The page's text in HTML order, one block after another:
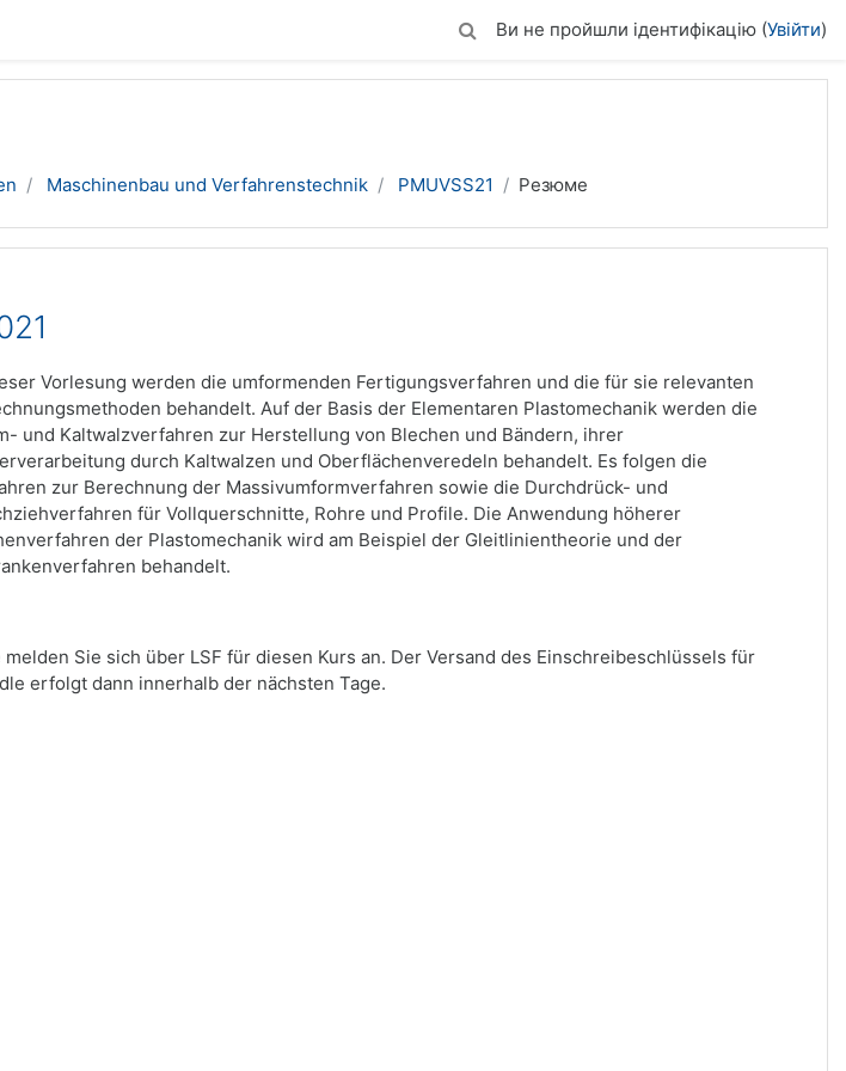
Ви не пройшли ідентифікацію (Увійти)
Maschinenbau und Verfahrenstechnik PMUVSS21 Резюме
Vorlesung werden die umformenden Fertigungsverfahren und die für sie relevanten
behandelt. Auf der Basis der Elementaren Plastomechanik werden die
und Kaltwalzverfahren zur Herstellung von Blechen und Bändern, ihrer
durch Kaltwalzen und Oberflächenveredeln behandelt. Es folgen die
zur Berechnung der Massivumformverfahren sowie die Durchdrück- und
für Vollquerschnitte, Rohre und Profile. Die Anwendung höherer
der Plastomechanik wird am Beispiel der Gleitlinientheorie und der
behandelt.
melden Sie sich über LSF für diesen Kurs an. Der Versand des Einschreibeschlüssels für
erfolgt dann innerhalb der nächsten Tage.